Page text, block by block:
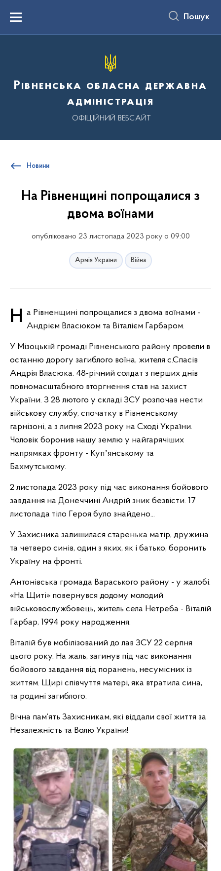
вмістуMenu Пошук
Рівненська обласна державна
адміністрація
ОФІЦІЙНИЙ ВЕБСАЙТ
Новини
На Рівненщині попрощалися з
двома воїнами
опубліковано 23 листопада 2023 року о 09:00
Армія України Війна
На Рівненщині попрощалися з двома воїнами - Андрієм Власюком та Віталієм Гарбаром.
У Мізоцькій громаді Рівненського району провели в
останню дорогу загиблого воїна, жителя с.Спасів
Андрія Власюка. 48-річний солдат з перших днів
повномасштабного вторгнення став на захист
України. З 28 лютого у складі ЗСУ розпочав нести
військову службу, спочатку в Рівненському
гарнізоні, а з липня 2023 року на Сході України.
Чоловік боронив нашу землю у найгарячіших
напрямках фронту - Купʼянському та
Бахмутському.
2 листопада 2023 року під час виконання бойового
завдання на Донеччині Андрій зник безвісти. 17
листопада тіло Героя було знайдено...
У Захисника залишилася старенька матір, дружина
та четверо синів, один з яких, як і батько, боронить
Україну на фронті.
Антонівська громада Вараського району - у жалобі.
«На Щиті» повернувся додому молодий
військовослужбовець, житель села Нетреба - Віталій
Гарбар, 1994 року народження.
Віталій був мобілізований до лав ЗСУ 22 серпня
цього року. На жаль, загинув під час виконання
бойового завдання від поранень, несумісних із
життям. Щирі співчуття матері, яка втратила сина,
та родині загиблого.
Вічна пам‘ять Захисникам, які віддали свої життя за
Незалежність та Волю України!